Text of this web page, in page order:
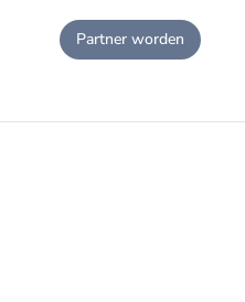
Partner worden